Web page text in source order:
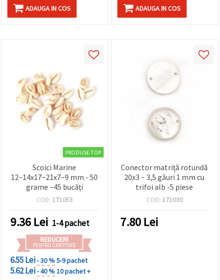
SetăriADAUGA IN COS ADAUGA IN COS
PRODUSE TOP
Scoici Marine
12~14x17~21x7~9 mm - 50
grame ~45 bucăți
COD: 171053
9.36 Lei 1-4 pachet
REDUCERI
PENTRU CANTITATE
6.55 Lei- 30 %5-9 pachet
5.62 Lei- 40 %10 pachet +
Conector matriță rotundă
20x3 ~ 3,5 găuri 1 mm cu
trifoi alb -5 piese
COD: 171030
7.80 Lei